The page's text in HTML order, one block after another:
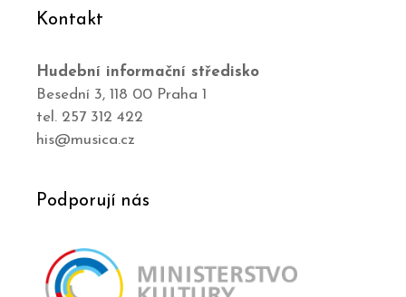
Kontakt
Hudební informační středisko
Besední 3, 118 00 Praha 1
tel. 257 312 422
his@musica.cz
Podporují nás